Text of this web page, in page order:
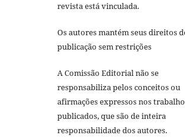
revista está vinculada.
Os autores mantém seus direitos
publicação sem restrições
A Comissão Editorial não se
responsabiliza pelos conceitos ou
afirmações expressos nos
publicados, que são de inteira
responsabilidade dos autores.